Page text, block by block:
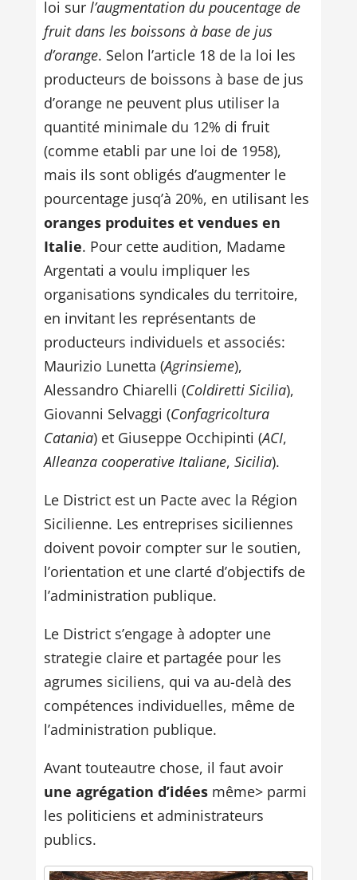
loi sur l’augmentation du poucentage de
fruit dans les boissons à base de jus
d’orange. Selon l’article 18 de la loi les
producteurs de boissons à base de jus
d’orange ne peuvent plus utiliser la
quantité minimale du 12% di fruit
(comme etabli par une loi de 1958),
mais ils sont obligés d’augmenter le
pourcentage jusq’à 20%, en utilisant les
oranges produites et vendues en
Italie. Pour cette audition, Madame
Argentati a voulu impliquer les
organisations syndicales du territoire,
en invitant les représentants de
producteurs individuels et associés:
Maurizio Lunetta (Agrinsieme),
Alessandro Chiarelli (Coldiretti Sicilia),
Giovanni Selvaggi (Confagricoltura
Catania) et Giuseppe Occhipinti (ACI,
Alleanza cooperative Italiane, Sicilia).
Le District est un Pacte avec la Région
Sicilienne. Les entreprises siciliennes
doivent povoir compter sur le soutien,
l’orientation et une clarté d’objectifs de
l’administration publique.
Le District s’engage à adopter une
strategie claire et partagée pour les
agrumes siciliens, qui va au-delà des
compétences individuelles, même de
l’administration publique.
Avant touteautre chose, il faut avoir
une agrégation d’idéesmême> parmi
les politiciens et administrateurs
publics.